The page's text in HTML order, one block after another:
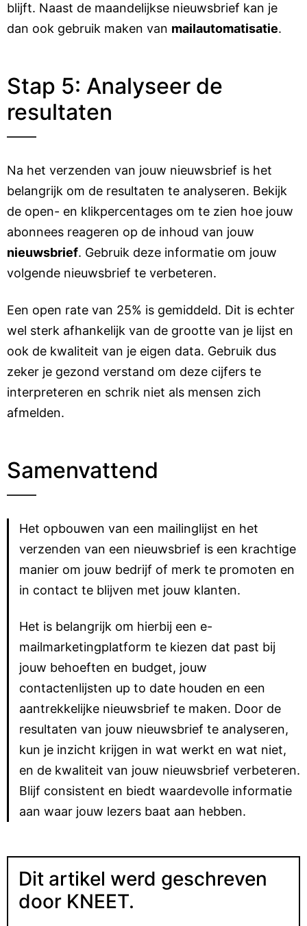
blijft. Naast de maandelijkse nieuwsbrief kan je
dan ook gebruik maken van mailautomatisatie.
Stap 5: Analyseer de
resultaten
Na het verzenden van jouw nieuwsbrief is het
belangrijk om de resultaten te analyseren. Bekijk
de open- en klikpercentages om te zien hoe jouw
abonnees reageren op de inhoud van jouw
nieuwsbrief. Gebruik deze informatie om jouw
volgende nieuwsbrief te verbeteren.
Een open rate van 25% is gemiddeld. Dit is echter
wel sterk afhankelijk van de grootte van je lijst en
ook de kwaliteit van je eigen data. Gebruik dus
zeker je gezond verstand om deze cijfers te
interpreteren en schrik niet als mensen zich
afmelden.
Samenvattend
Het opbouwen van een mailinglijst en het
verzenden van een nieuwsbrief is een krachtige
manier om jouw bedrijf of merk te promoten en
in contact te blijven met jouw klanten.
Het is belangrijk om hierbij een e-
mailmarketingplatform te kiezen dat past bij
jouw behoeften en budget, jouw
contactenlijsten up to date houden en een
aantrekkelijke nieuwsbrief te maken. Door de
resultaten van jouw nieuwsbrief te analyseren,
kun je inzicht krijgen in wat werkt en wat niet,
en de kwaliteit van jouw nieuwsbrief verbeteren.
Blijf consistent en biedt waardevolle informatie
aan waar jouw lezers baat aan hebben.
Dit artikel werd geschreven
door KNEET.